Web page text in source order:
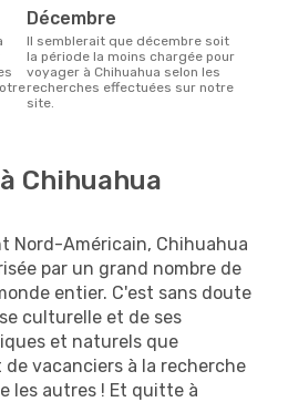
décembre
Il semblerait que décembre soit
la période la moins chargée pour
voyager à Chihuahua selon les
recherches effectuées sur notre
site.
Chihuahua
Nord-Américain, Chihuahua
par un grand nombre de
entier. C'est sans doute
culturelle et de ses
et naturels que
vacanciers à la recherche
les autres ! Et quitte à